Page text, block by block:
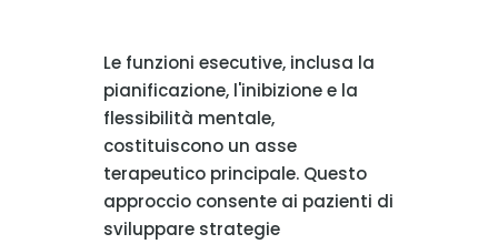
Le funzioni esecutive, inclusa la
pianificazione, l'inibizione e la
flessibilità mentale,
costituiscono un asse
terapeutico principale. Questo
approccio consente ai pazienti di
sviluppare strategie